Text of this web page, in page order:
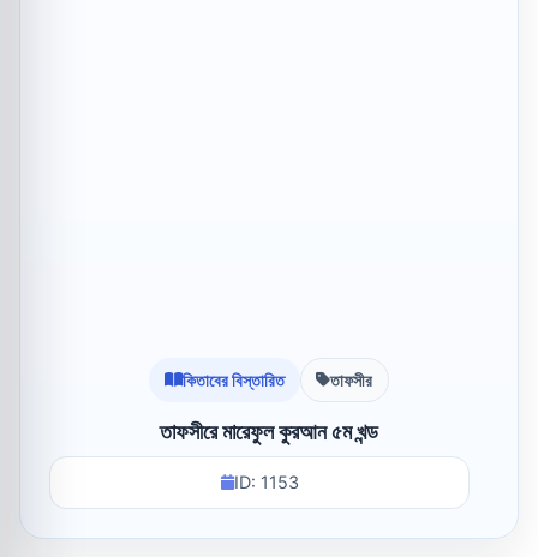
কিতাবের বিস্তারিত তাফসীর
তাফসীরে মারেফুল কুরআন ৫ম খন্ড
ID: 1153